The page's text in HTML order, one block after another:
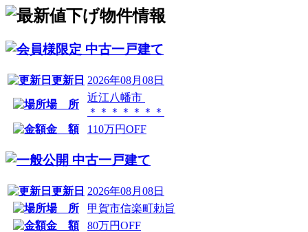
中古一戸建て
更新日 2026年08月08日
場 所
近江八幡市
＊＊＊＊＊＊＊
金 額
110万円OFF
中古一戸建て
更新日 2026年08月08日
場 所
甲賀市信楽町勅旨
金 額
80万円OFF